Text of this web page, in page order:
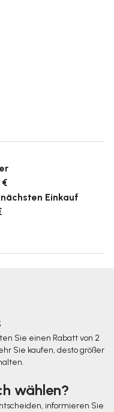
Einkauf
Sie einen Rabatt von 2
Sie kaufen, desto größer
wählen?
informieren Sie